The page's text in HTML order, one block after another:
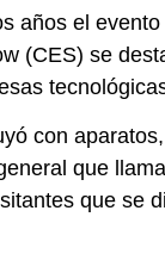
años el
(CES) se
con
que
que se